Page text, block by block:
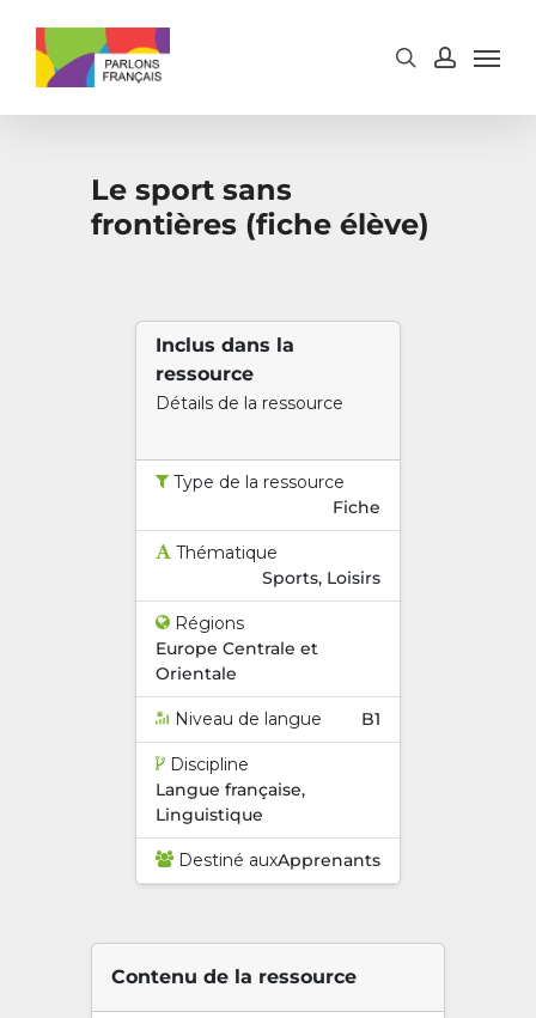
Le sport sans
frontières (fiche élève)
Inclus dans la
ressource
Détails de la ressource
Type de la ressource
Fiche
Thématique
Sports, Loisirs
Régions
Europe Centrale et
Orientale
Niveau de langue B1
Discipline
Langue française,
Linguistique
Destiné auxApprenants
Contenu de la ressource